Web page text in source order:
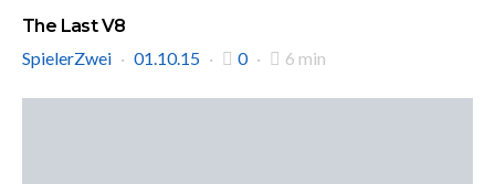
The Last V8
SpielerZwei
01.10.15 0 6 min